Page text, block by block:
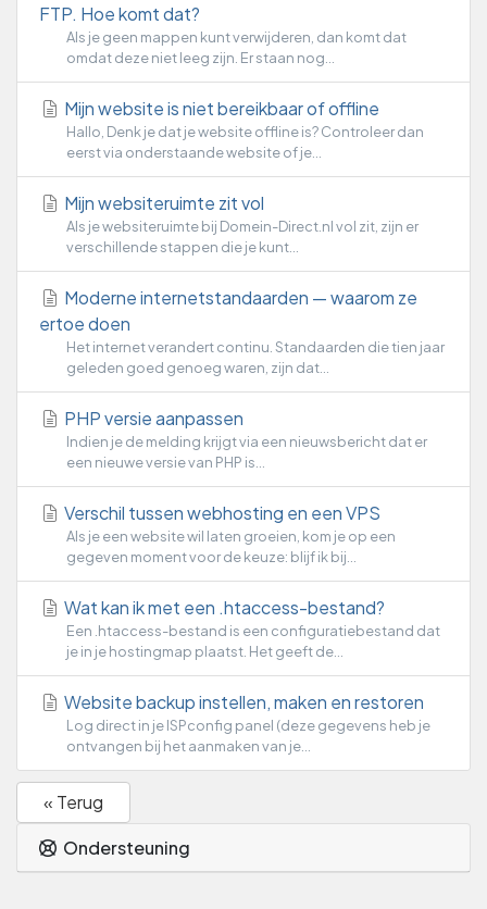
FTP. Hoe komt dat?
Als je geen mappen kunt verwijderen, dan komt dat
omdat deze niet leeg zijn. Er staan nog...
Mijn website is niet bereikbaar of offline
Hallo, Denk je dat je website offline is? Controleer dan
eerst via onderstaande website of je...
Mijn websiteruimte zit vol
Als je websiteruimte bij Domein-Direct.nl vol zit, zijn er
verschillende stappen die je kunt...
Moderne internetstandaarden — waarom ze
ertoe doen
Het internet verandert continu. Standaarden die tien jaar
geleden goed genoeg waren, zijn dat...
PHP versie aanpassen
Indien je de melding krijgt via een nieuwsbericht dat er
een nieuwe versie van PHP is...
Verschil tussen webhosting en een VPS
Als je een website wil laten groeien, kom je op een
gegeven moment voor de keuze: blijf ik bij...
Wat kan ik met een .htaccess-bestand?
Een .htaccess-bestand is een configuratiebestand dat
je in je hostingmap plaatst. Het geeft de...
Website backup instellen, maken en restoren
Log direct in je ISPconfig panel (deze gegevens heb je
ontvangen bij het aanmaken van je...
« Terug
Ondersteuning